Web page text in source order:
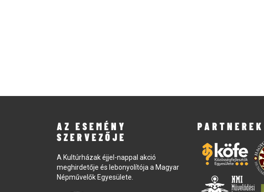
AZ ESEMÉNY
SZERVEZŐJE
A Kultúrházak éjjel-nappal akció
meghirdetője és lebonyolítója a Magyar
Népművelők Egyesülete.
PARTNEREK